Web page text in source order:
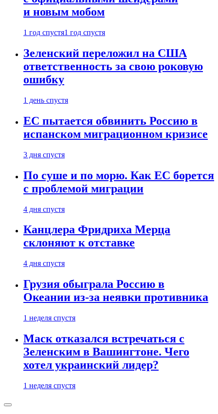
и новым мобом
1 год спустя1 год спустя
Зеленский переложил на США
ответственность за свою роковую
ошибку
1 день спустя
ЕС пытается обвинить Россию в
испанском миграционном кризисе
3 дня спустя
По суше и по морю. Как ЕС борется
с проблемой миграции
4 дня спустя
Канцлера Фридриха Мерца
склоняют к отставке
4 дня спустя
Грузия обыграла Россию в
Океании из-за неявки противника
1 неделя спустя
Маск отказался встречаться с
Зеленским в Вашингтоне. Чего
хотел украинский лидер?
1 неделя спустя